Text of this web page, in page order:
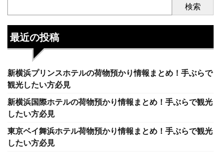
検索
最近の投稿
新横浜プリンスホテルの荷物預かり情報まとめ！手ぶらで
観光したい方必見
新横浜国際ホテルの荷物預かり情報まとめ！手ぶらで観光
したい方必見
東京ベイ舞浜ホテル荷物預かり情報まとめ！手ぶらで観光
したい方必見